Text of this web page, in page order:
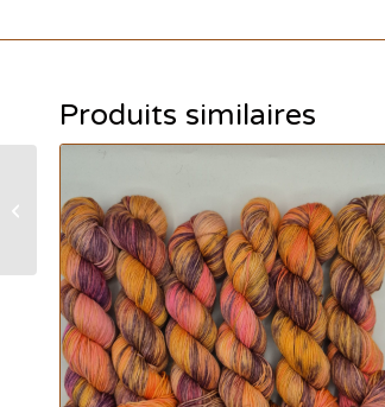
Produits similaires
Gizeh socks 85/15 –
Néfertiti ( magenta )